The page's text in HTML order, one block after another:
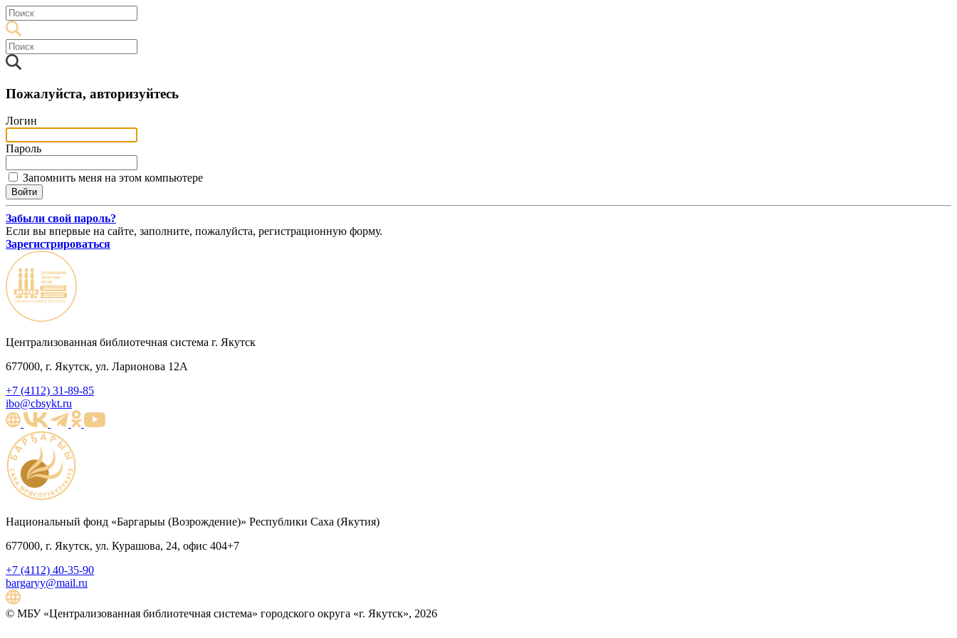
Пожалуйста, авторизуйтесь
Логин
Пароль
Запомнить меня на этом компьютере
Забыли свой пароль?
Если вы впервые на сайте, заполните, пожалуйста, регистрационную форму.
Зарегистрироваться
Централизованная библиотечная система г. Якутск
677000, г. Якутск, ул. Ларионова 12А
+7 (4112) 31-89-85
ibo@cbsykt.ru
Национальный фонд «Баргарыы (Возрождение)» Республики Саха (Якутия)
677000, г. Якутск, ул. Курашова, 24, офис 404+7
+7 (4112) 40-35-90
bargaryy@mail.ru
© МБУ «Централизованная библиотечная система» городского округа «г. Якутск», 2026